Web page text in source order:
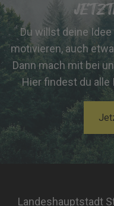
Du willst deine
motivieren, auch
Dann mach mit bei
Hier findest du alle
Landeshauptstadt